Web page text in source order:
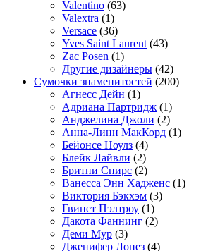
Valentino (63)
Valextra (1)
Versace (36)
Yves Saint Laurent (43)
Zac Posen (1)
Другие дизайнеры (42)
Сумочки знаменитостей (200)
Агнесс Дейн (1)
Адриана Партридж (1)
Анджелина Джоли (2)
Анна-Линн МакКорд (1)
Бейонсе Ноулз (4)
Блейк Лайвли (2)
Бритни Спирс (2)
Ванесса Энн Хадженс (1)
Виктория Бэкхэм (3)
Гвинет Пэлтроу (1)
Дакота Фаннинг (2)
Деми Мур (3)
Дженифер Лопез (4)